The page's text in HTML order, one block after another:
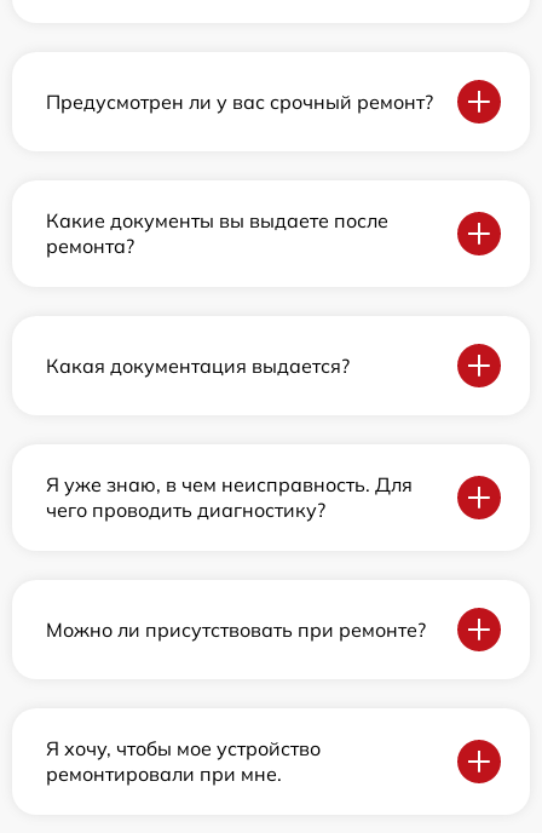
Предусмотрен ли у вас срочный ремонт?
Какие документы вы выдаете после
ремонта?
Какая документация выдается?
Я уже знаю, в чем неисправность. Для
чего проводить диагностику?
Можно ли присутствовать при ремонте?
Я хочу, чтобы мое устройство
ремонтировали при мне.